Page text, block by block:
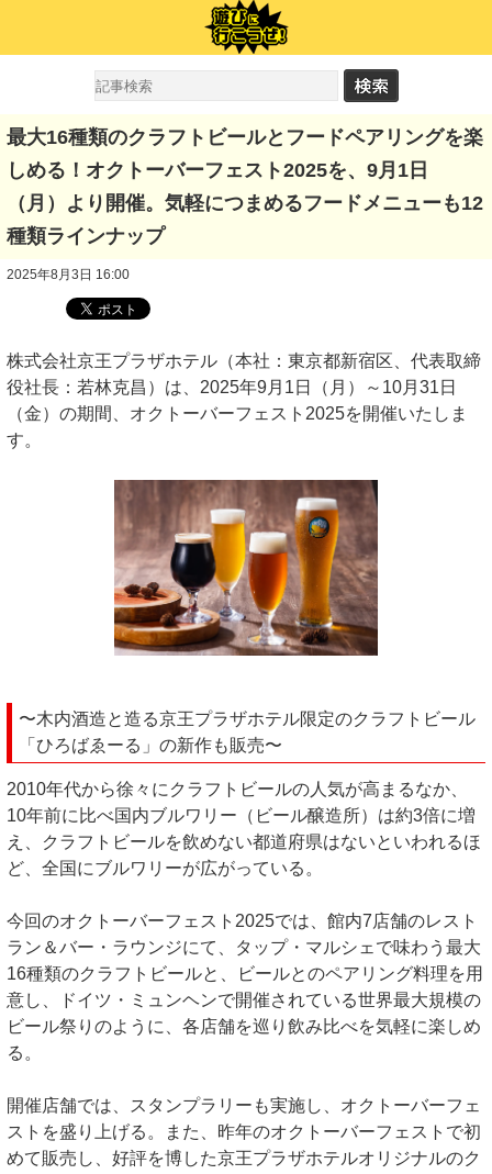
最大16種類のクラフトビールとフードペアリングを楽
しめる！オクトーバーフェスト2025を、9月1日
（月）より開催。気軽につまめるフードメニューも12
種類ラインナップ
2025年8月3日 16:00
株式会社京王プラザホテル（本社：東京都新宿区、代表取締
役社長：若林克昌）は、2025年9月1日（月）～10月31日
（金）の期間、オクトーバーフェスト2025を開催いたしま
す。
〜木内酒造と造る京王プラザホテル限定のクラフトビール
「ひろばゑーる」の新作も販売〜
2010年代から徐々にクラフトビールの人気が高まるなか、
10年前に比べ国内ブルワリー（ビール醸造所）は約3倍に増
え、クラフトビールを飲めない都道府県はないといわれるほ
ど、全国にブルワリーが広がっている。
今回のオクトーバーフェスト2025では、館内7店舗のレスト
ラン＆バー・ラウンジにて、タップ・マルシェで味わう最大
16種類のクラフトビールと、ビールとのペアリング料理を用
意し、ドイツ・ミュンヘンで開催されている世界最大規模の
ビール祭りのように、各店舗を巡り飲み比べを気軽に楽しめ
る。
開催店舗では、スタンプラリーも実施し、オクトーバーフェ
ストを盛り上げる。また、昨年のオクトーバーフェストで初
めて販売し、好評を博した京王プラザホテルオリジナルのク